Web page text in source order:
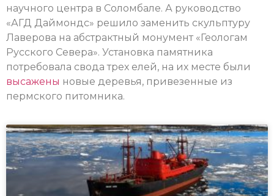
научного центра в Соломбале. А руководство
«АГД Даймондс» решило заменить скульптуру
Лаверова на абстрактный монумент «Геологам
Русского Севера». Установка памятника
потребовала свода трех елей, на их месте были
высажены новые деревья, привезенные из
пермского питомника.